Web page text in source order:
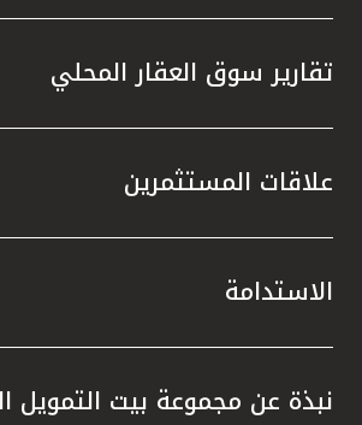
تقارير سوق العقار المحلي
علاقات المستثمرين
الاستدامة
نبذة عن مجموعة بيت التمويل